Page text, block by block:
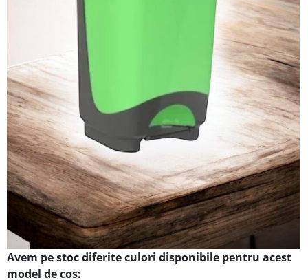
Avem pe stoc diferite culori disponibile pentru acest
model de cos: